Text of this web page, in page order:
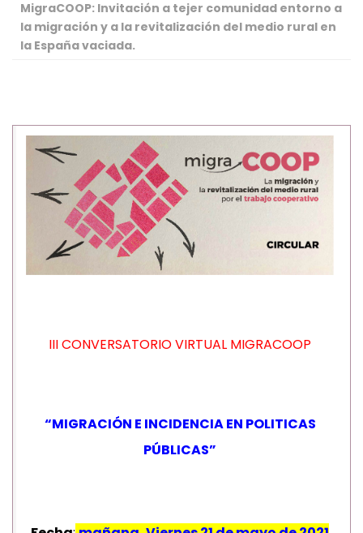
MigraCOOP: Invitación a tejer comunidad entorno a
la migración y a la revitalización del medio rural en
la España vaciada.